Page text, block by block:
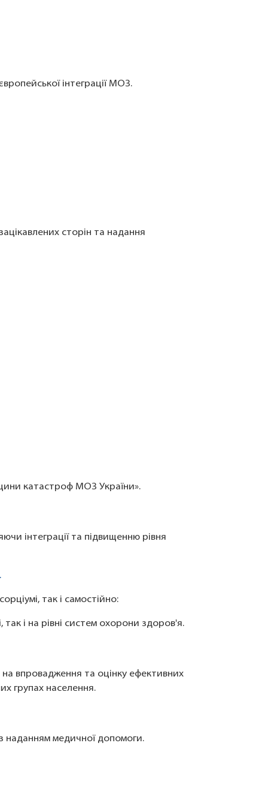
інтеграції МОЗ.
сторін та надання
катастроф МОЗ України».
інтеграції та підвищенню рівня
так і самостійно:
і на рівні систем охорони здоров'я.
впровадження та оцінку ефективних
групах населення.
наданням медичної допомоги.